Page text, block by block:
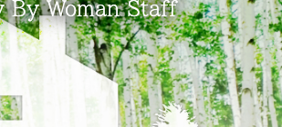
By Woman Staff
By Woman Staff